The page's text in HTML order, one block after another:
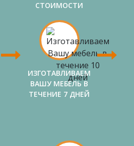
СТОИМОСТИ
ИЗГОТАВЛИВАЕМ
ВАШУ МЕБЕЛЬ В
ТЕЧЕНИЕ 7 ДНЕЙ